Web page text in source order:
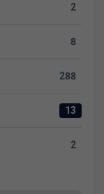
UD 2 2
8 8
UD 288 288
13
2 2